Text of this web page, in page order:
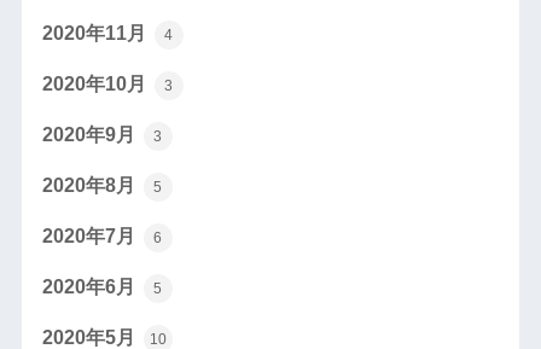
2020年11月 4
2020年10月 3
2020年9月 3
2020年8月 5
2020年7月 6
2020年6月 5
2020年5月 10